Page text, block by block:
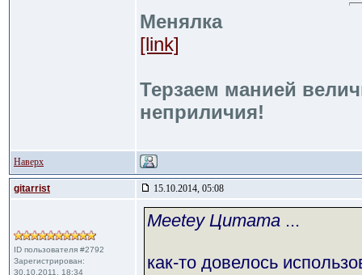
Менялка
[link]
Терзаем манией
неприличия!
Наверх
gitarrist 15.10.2014, 05:08
ID пользователя #2792
Зарегистрирован:
30.10.2011, 18:34
Meetey Цитата ...
как-то довелось